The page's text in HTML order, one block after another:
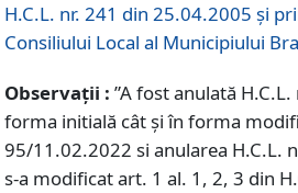
H.C.L. nr. 241 din 25.04.2005 și
Consiliului Local al Municipiului
Observații : ”A fost anulată
forma initială cât și în forma
95/11.02.2022 si anularea H.C.L.
s-a modificat art. 1 al. 1, 2, 3 din